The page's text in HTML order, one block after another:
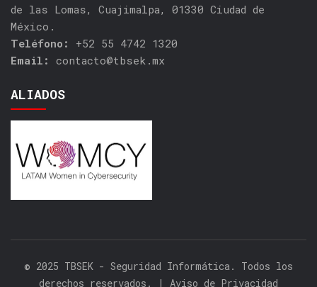
de las Lomas, Cuajimalpa, 01330 Ciudad de
México.
Teléfono:
+52 55 4742 1320
Email: contacto@tbsek.mx
ALIADOS
© 2025 TBSEK - Seguridad Informática. Todos los
derechos reservados. | Aviso de Privacidad